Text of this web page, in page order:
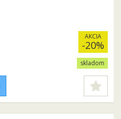
AKCIA
-20%
skladom